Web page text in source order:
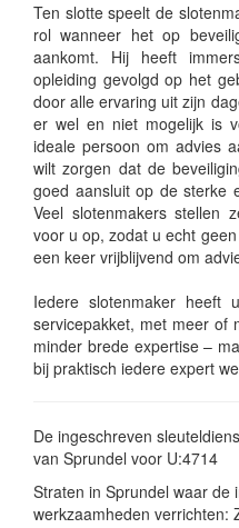
Ten slotte speelt de
rol wanneer het op
aankomt. Hij heeft
opleiding gevolgd op het
door alle ervaring uit zijn
er wel en niet mogelijk is
ideale persoon om advies
wilt zorgen dat de
goed aansluit op de sterke
Veel slotenmakers stellen
voor u op, zodat u echt
een keer vrijblijvend om
Iedere slotenmaker heeft
servicepakket, met meer of
minder brede expertise –
bij praktisch iedere expert
De ingeschreven
van Sprundel voor U:4714
Straten in Sprundel waar de
werkzaamheden verrichten: